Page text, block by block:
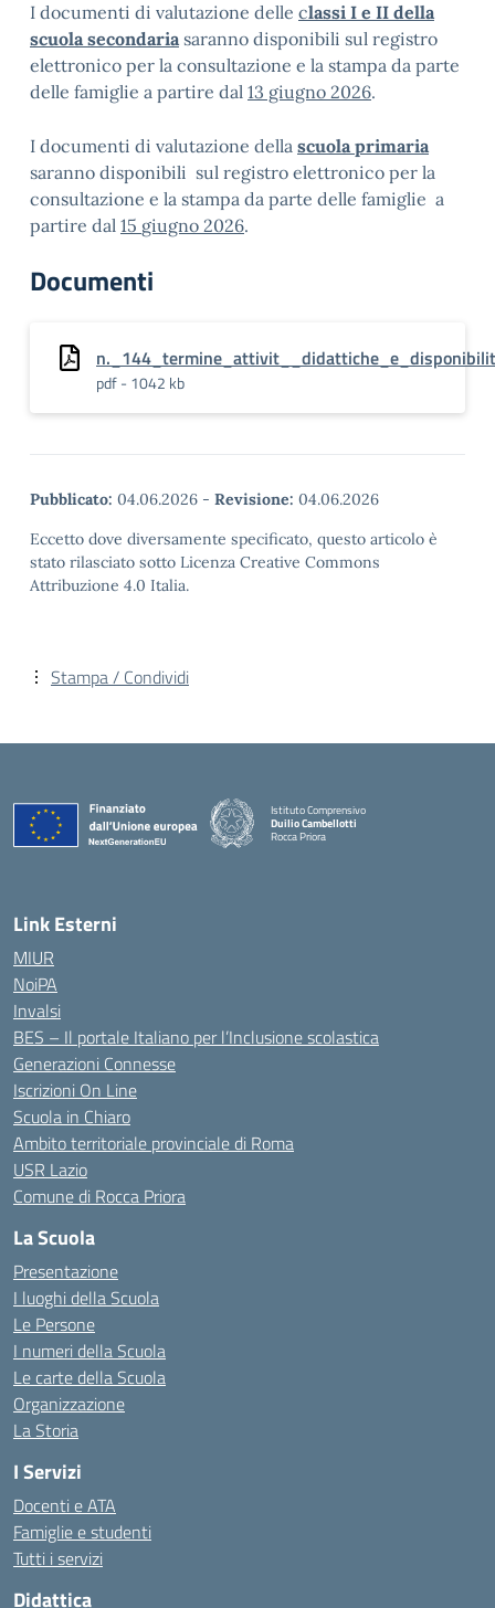
I documenti di valutazione delle classi I e II della
scuola secondariasaranno disponibili sul registro
elettronico per la consultazione e la stampa da parte
delle famiglie a partire dal 13 giugno 2026.
I documenti di valutazione della scuola primaria
saranno disponibili sul registro elettronico per la
consultazione e la stampa da parte delle famiglie a
partire dal 15 giugno 2026.
Documenti
pdf - 1042 kb
Pubblicato: 04.06.2026 - Revisione: 04.06.2026
Eccetto dove diversamente specificato, questo articolo è
stato rilasciato sotto Licenza Creative Commons
Attribuzione 4.0 Italia.
Stampa / Condividi
Istituto Comprensivo
Duilio Cambellotti
Rocca Priora
Link Esterni
MIUR
NoiPA
Invalsi
BES – Il portale Italiano per l’Inclusione scolastica
Generazioni Connesse
Iscrizioni On Line
Scuola in Chiaro
Ambito territoriale provinciale di Roma
USR Lazio
Comune di Rocca Priora
La Scuola
Presentazione
I luoghi della Scuola
Le Persone
I numeri della Scuola
Le carte della Scuola
Organizzazione
La Storia
I Servizi
Docenti e ATA
Famiglie e studenti
Tutti i servizi
Didattica